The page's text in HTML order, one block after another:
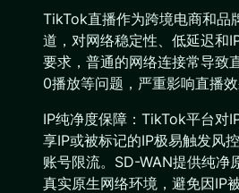
TikTok直播作为跨境电商和品
道，对网络稳定性、低延迟和
要求，普通的网络连接常导致
0播放等问题，严重影响直播效
IP纯净度保障：TikTok平台对
享IP或被标记的IP极易触发风
账号限流。SD-WAN提供纯净
真实原生网络环境，避免因IP